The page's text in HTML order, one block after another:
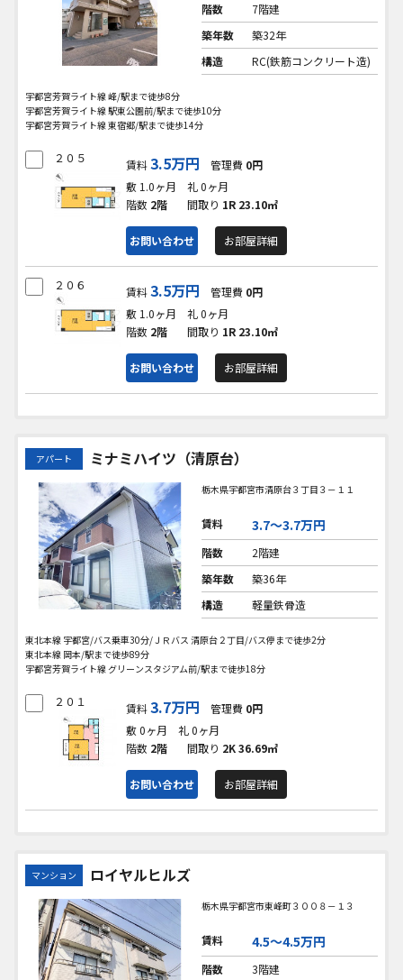
階数
7階建
築年数
築32年
構造
RC(鉄筋コンクリート造)
宇都宮芳賀ライト線 峰/駅まで徒歩8分
宇都宮芳賀ライト線 駅東公園前/駅まで徒歩10分
宇都宮芳賀ライト線 東宿郷/駅まで徒歩14分
２０５ 賃料3.5万円 管理費 0円
敷 1.0ヶ月
礼 0ヶ月
階数 2階 間取り 1R 23.10㎡
お問い合わせ お部屋詳細
２０６ 賃料3.5万円 管理費 0円
敷 1.0ヶ月
礼 0ヶ月
階数 2階 間取り 1R 23.10㎡
お問い合わせ お部屋詳細
アパート ミナミハイツ（清原台）
栃木県宇都宮市清原台３丁目３－１１
賃料 3.7〜3.7万円
階数
2階建
築年数
築36年
構造
軽量鉄骨造
東北本線 宇都宮/バス乗車30分/ＪＲバス 清原台２丁目/バス停まで徒歩2分
東北本線 岡本/駅まで徒歩89分
宇都宮芳賀ライト線 グリーンスタジアム前/駅まで徒歩18分
２０１ 賃料3.7万円 管理費 0円
敷 0ヶ月
礼 0ヶ月
階数 2階 間取り 2K36.69㎡
お問い合わせ お部屋詳細
マンション ロイヤルヒルズ
栃木県宇都宮市東峰町３００８－１３
賃料 4.5〜4.5万円
階数 3階建